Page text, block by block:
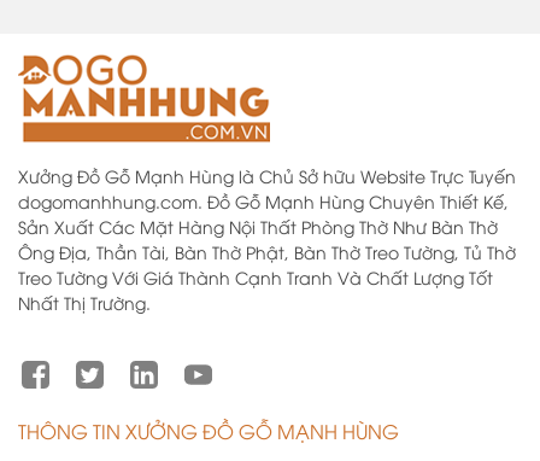
Xưởng Đồ Gỗ Mạnh Hùng là Chủ Sở hữu Website Trực Tuyến
dogomanhhung.com. Đồ Gỗ Mạnh Hùng Chuyên Thiết Kế,
Sản Xuất Các Mặt Hàng Nội Thất Phòng Thờ Như Bàn Thờ
Ông Địa, Thần Tài, Bàn Thờ Phật, Bàn Thờ Treo Tường, Tủ Thờ
Treo Tường Với Giá Thành Cạnh Tranh Và Chất Lượng Tốt
Nhất Thị Trường.
THÔNG TIN XƯỞNG ĐỒ GỖ MẠNH HÙNG